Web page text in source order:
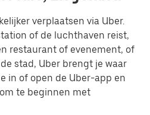
verplaatsen via Uber.
of de luchthaven reist,
restaurant of evenement, of
stad, Uber brengt je waar
in of open de Uber-app en
te beginnen met